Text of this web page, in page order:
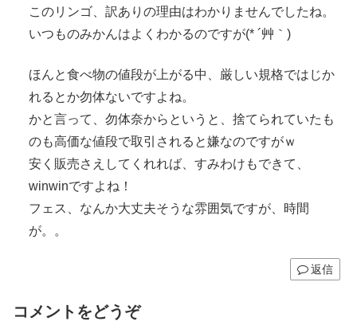
このリンゴ、訳ありの理由はわかりませんでしたね。
いつものみかんはよくわかるのですが(* ´艸｀)
ほんと食べ物の値段が上がる中、厳しい規格ではじか
れるとか勿体ないですよね。
かと言って、勿体奈からというと、捨てられていたも
のも高価な値段で取引されると嫌なのですがｗ
安く販売さえしてくれれば、すみわけもできて、
winwinですよね！
フェス、なんか大丈夫そうな雰囲気ですが、時間
が。。
返信
コメントをどうぞ